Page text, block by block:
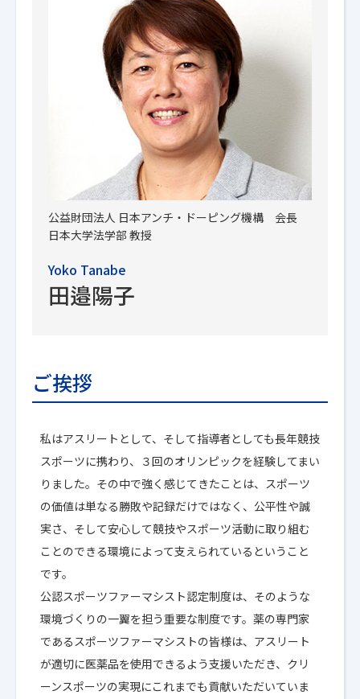
公益財団法人 日本アンチ・ドーピング機構 会長
日本大学法学部 教授
Yoko Tanabe
田邉陽子
ご挨拶
私はアスリートとして、そして指導者としても長年競技
スポーツに携わり、３回のオリンピックを経験してまい
りました。その中で強く感じてきたことは、スポーツ
の価値は単なる勝敗や記録だけではなく、公平性や誠
実さ、そして安心して競技やスポーツ活動に取り組む
ことのできる環境によって支えられているということ
です。
公認スポーツファーマシスト認定制度は、そのような
環境づくりの一翼を担う重要な制度です。薬の専門家
であるスポーツファーマシストの皆様は、アスリート
が適切に医薬品を使用できるよう支援いただき、クリ
ーンスポーツの実現にこれまでも貢献いただいていま